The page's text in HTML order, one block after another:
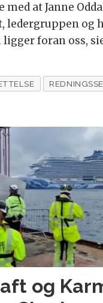
med at Janne
ledergruppen
foran oss,
og